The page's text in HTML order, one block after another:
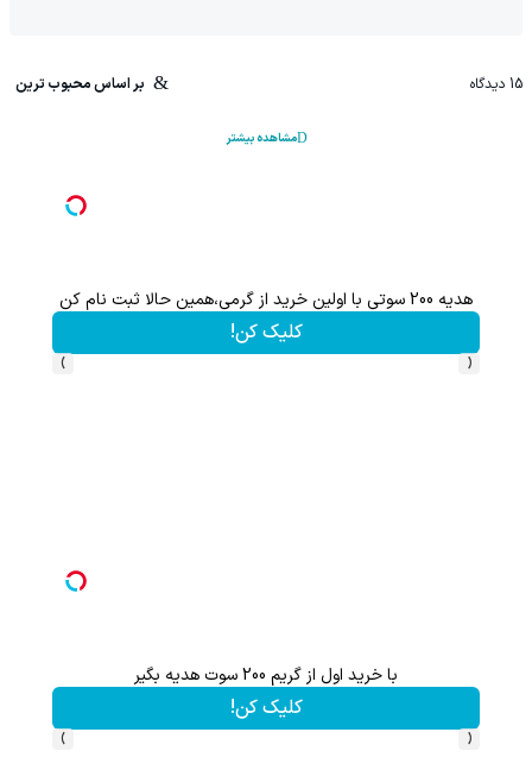
15 دیدگاه بر اساس محبوب ترین
مشاهده بیشتر
با خرید اول از گریم 200 سوت هدیه بگیر
کلیک کن!
‹
›
این هدیه رو از دست نده!! فقط تا پایان این ماه
کلیک کن!
‹
›